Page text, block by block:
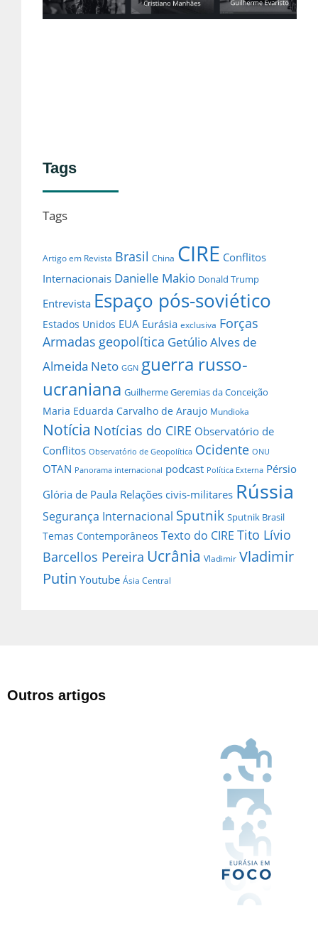
Tags
Tags
Artigo em Revista Brasil China CIRE Conflitos
Internacionais Danielle Makio Donald Trump
Entrevista Espaço pós-soviético
Estados Unidos EUA Eurásia exclusiva Forças
Armadas geopolítica Getúlio Alves de
Almeida Neto GGN guerra russo-
ucraniana Guilherme Geremias da Conceição
Maria Eduarda Carvalho de Araujo Mundioka
Notícia Notícias do CIRE Observatório de
Conflitos Observatório de Geopolítica Ocidente ONU
OTAN Panorama internacional podcast Política Externa Pérsio
Glória de Paula Relações civis-militares Rússia
Segurança Internacional Sputnik Sputnik Brasil
Temas Contemporâneos Texto do CIRE Tito Lívio
Barcellos Pereira Ucrânia Vladimir Vladimir
Putin Youtube Ásia Central
Outros artigos